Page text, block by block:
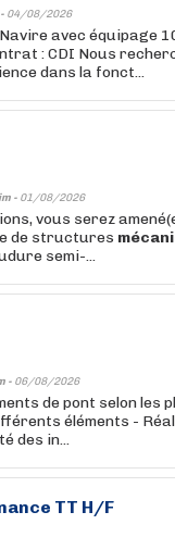
04/08/2026
avec équipage
: CDI Nous
dans la fonct...
- 01/08/2026
vous serez
de structures
semi-...
- 06/08/2026
de pont selon les
éléments -
des in...
TT H/F